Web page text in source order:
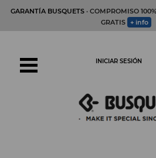
GARANTÍA BUSQUETS· COMPROMISO
GRATIS + info
INICIAR SESIÓN